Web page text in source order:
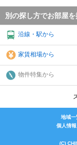
別の探し方でお部屋
沿線・駅から
家賃相場から
物件特集から
地域一
個人情報
(C)